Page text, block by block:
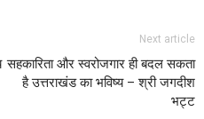
Next article
सहकारिता और स्वरोजगार ही बदल सकता
है उत्तराखंड का भविष्य – श्री जगदीश
भट्ट